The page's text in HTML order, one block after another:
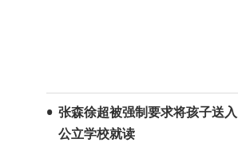
张森徐超被强制要求将孩子送入
公立学校就读